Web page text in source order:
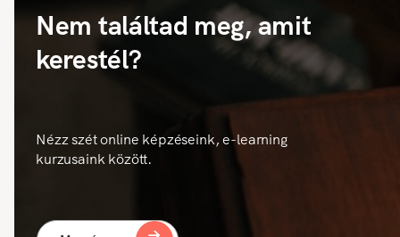
Nem találtad meg, amit
kerestél?
Nézz szét online képzéseink, e-learning
kurzusaink között.